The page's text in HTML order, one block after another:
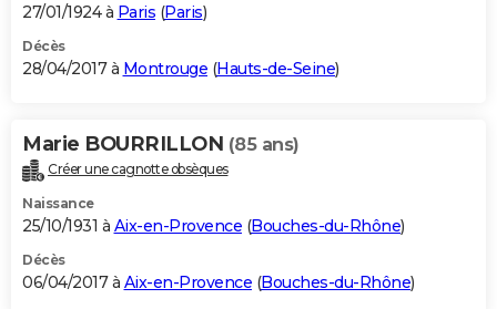
27/01/1924 à Paris (Paris)
Décès
28/04/2017 à Montrouge (Hauts-de-Seine)
Marie BOURRILLON (85 ans)
Créer une cagnotte obsèques
Naissance
25/10/1931 à Aix-en-Provence (Bouches-du-Rhône)
Décès
06/04/2017 à Aix-en-Provence (Bouches-du-Rhône)